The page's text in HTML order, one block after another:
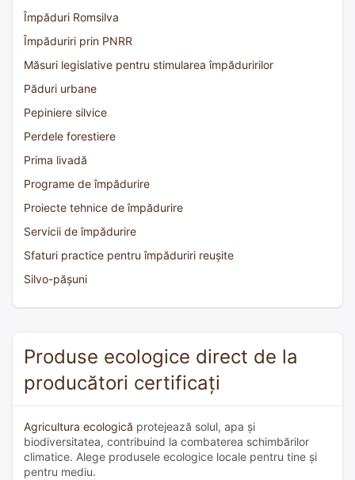
Împăduri Romsilva
Împăduriri prin PNRR
Măsuri legislative pentru stimularea împăduririlor
Păduri urbane
Pepiniere silvice
Perdele forestiere
Prima livadă
Programe de împădurire
Proiecte tehnice de împădurire
Servicii de împădurire
Sfaturi practice pentru împăduriri reușite
Silvo-pășuni
Produse ecologice direct de la
producători certificați
Agricultura ecologică protejează solul, apa și
biodiversitatea, contribuind la combaterea schimbărilor
climatice. Alege produsele ecologice locale pentru tine și
pentru mediu.